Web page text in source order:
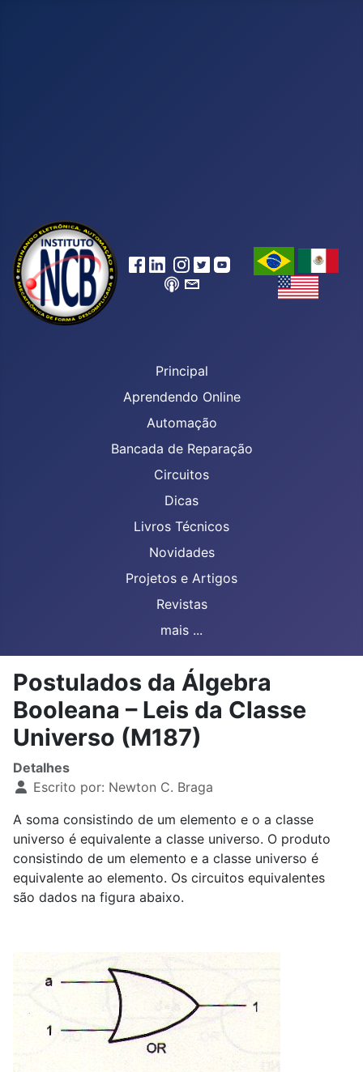
Principal
Aprendendo Online
Automação
Bancada de Reparação
Circuitos
Dicas
Livros Técnicos
Novidades
Projetos e Artigos
Revistas
mais ...
Postulados da Álgebra
Booleana – Leis da Classe
Universo (M187)
Detalhes
Escrito por: Newton C. Braga
A soma consistindo de um elemento e o a classe
universo é equivalente a classe universo. O produto
consistindo de um elemento e a classe universo é
equivalente ao elemento. Os circuitos equivalentes
são dados na figura abaixo.